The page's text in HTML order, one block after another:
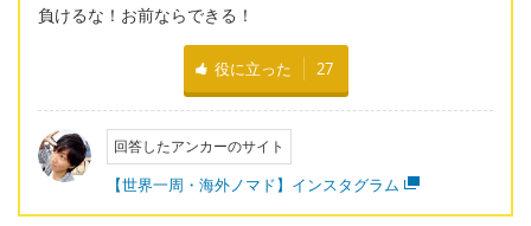
負けるな！お前ならできる！
役に立った 27
回答したアンカーのサイト
【世界一周・海外ノマド】インスタグラム